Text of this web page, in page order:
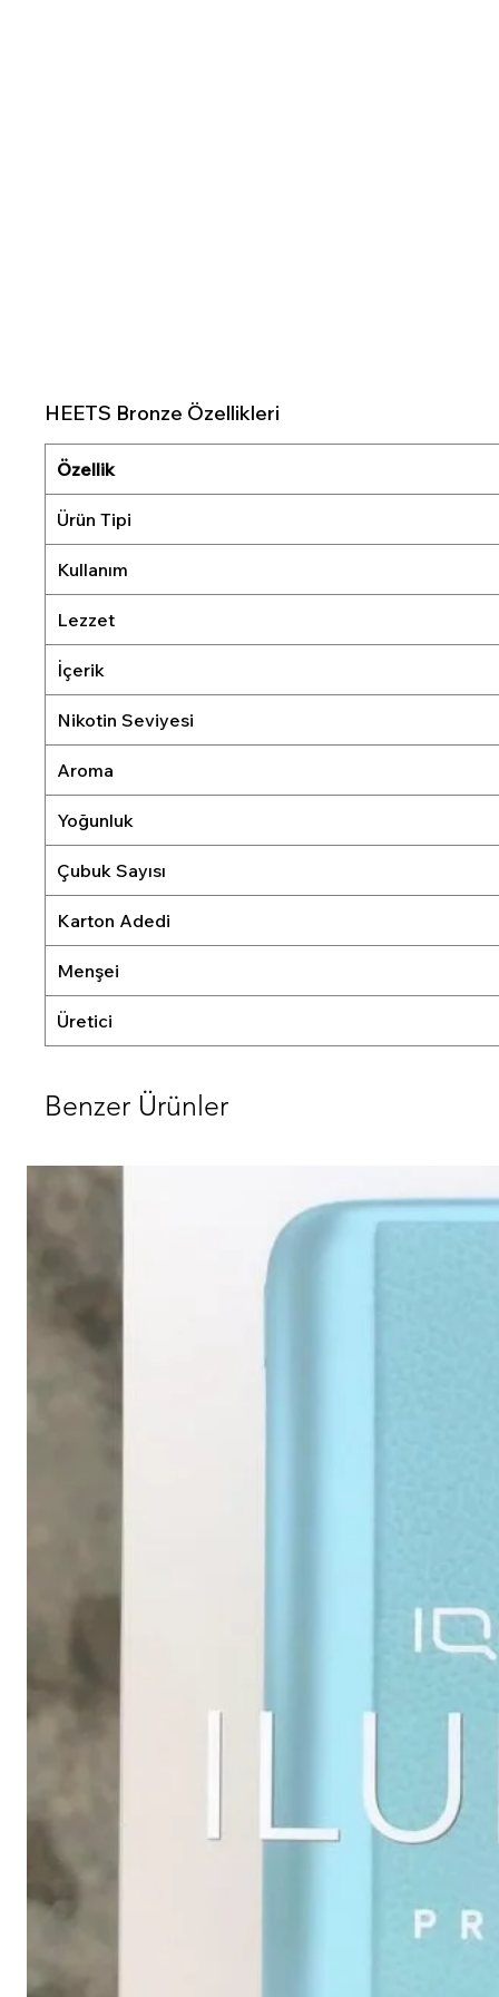
HEETS Bronze Özellikleri
Özellik
Ürün Tipi
Kullanım
Lezzet
İçerik
Nikotin Seviyesi
Aroma
Yoğunluk
Çubuk Sayısı
Karton Adedi
Menşei
Üretici
Benzer Ürünler